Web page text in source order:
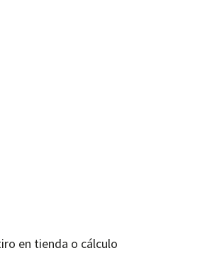
en tienda o cálculo